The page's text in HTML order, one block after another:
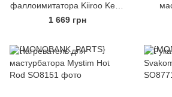
фаллоимитатора Kiiroo Keon
Dildo Adapter
1 669 грн